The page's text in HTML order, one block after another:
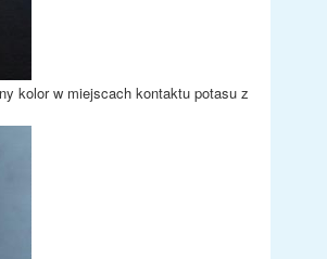
kolor w miejscach kontaktu potasu z